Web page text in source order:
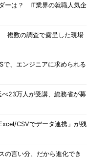
ーは？ IT業界の就職人気企
複数の調査で露呈した現場
で、エンジニアに求められる
23万人が受講、総務省が募
CSVでデータ連携」が残
の言い分、だから進化でき